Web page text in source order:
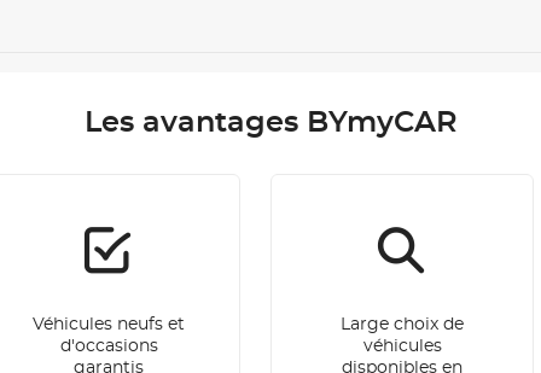
Les avantages BYmyCAR
Véhicules neufs et
d'occasions
garantis
Large choix de
véhicules
disponibles en